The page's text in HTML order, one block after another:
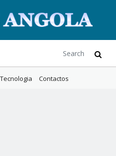
Tecnologia Contactos